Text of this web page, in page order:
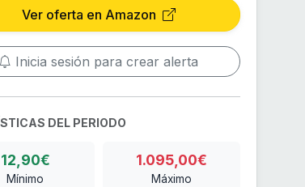
Ver oferta en Amazon
Inicia sesión para crear alerta
DEL PERIODO
12,90€
Mínimo
1.095,00€
Máximo